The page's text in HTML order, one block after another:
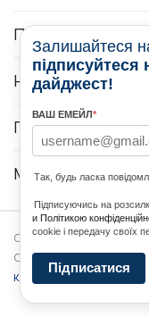
ПРО НАС
НОВИНИ
ПРОГРАМИ
МЕДІА
Copyright © 2026
Congress. Powered by
конфеденційності
Залишайтеся
дайджест!
ВАШ ЕМЕЙЛ*
Так, будь ласка
Підписуючись на
и Політикою
cookie і передачу своїх
Підписатися